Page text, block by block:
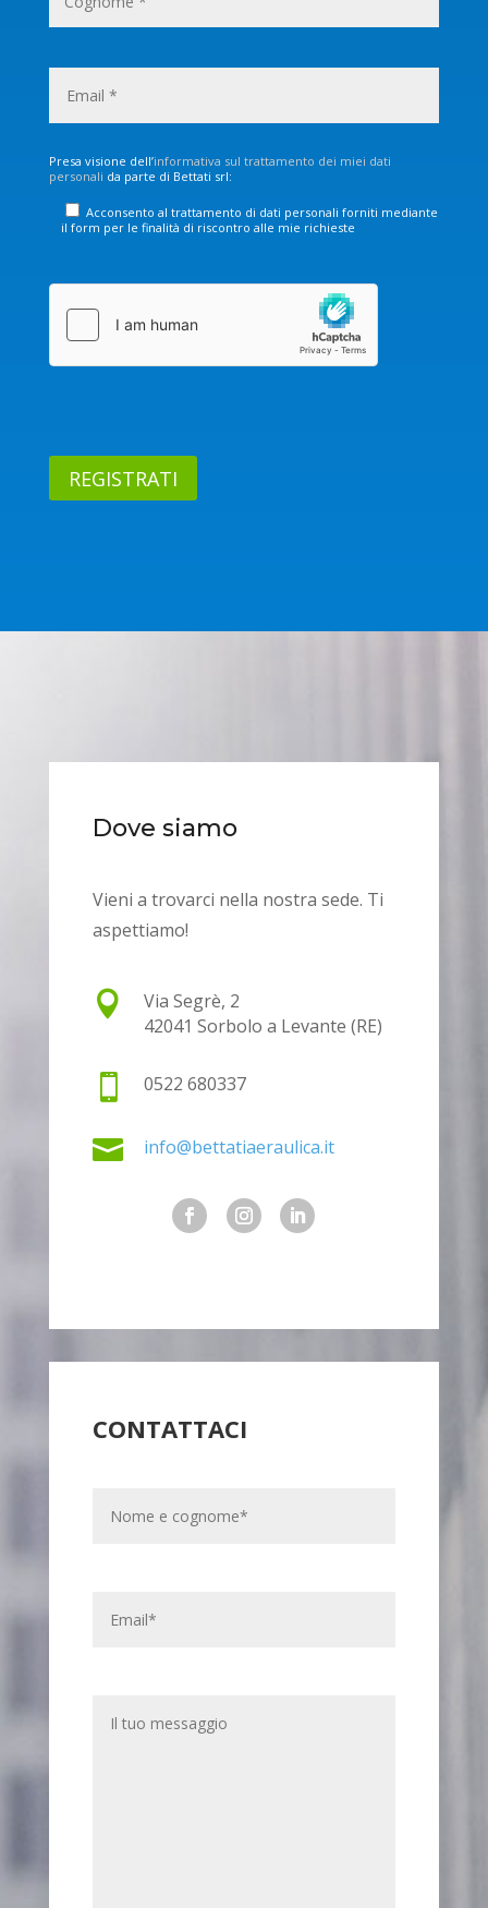
Presa visione dell’informativa sul trattamento dei miei dati
personali da parte di Bettati srl:
Acconsento al trattamento di dati personali forniti mediante
il form per le finalità di riscontro alle mie richieste
Dove siamo
Vieni a trovarci nella nostra sede. Ti
aspettiamo!

Via Segrè, 2
42041 Sorbolo a Levante (RE)
 0522 680337
 info@bettatiaeraulica.it
CONTATTACI